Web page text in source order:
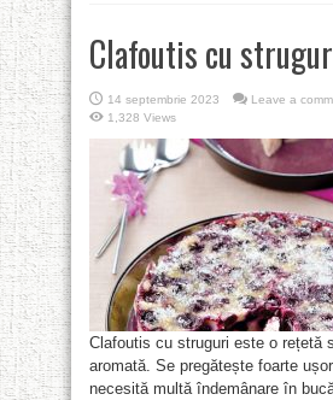
Clafoutis cu
14 septembrie 2023
Leave a
1,328 Views
Clafoutis cu struguri este o rețetă
aromată. Se pregătește foarte
necesită multă îndemânare în